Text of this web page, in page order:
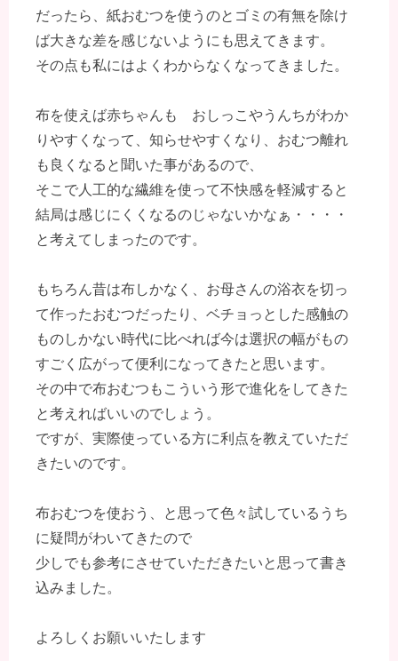
だったら、紙おむつを使うのとゴミの有無を除け
ば大きな差を感じないようにも思えてきます。
その点も私にはよくわからなくなってきました。
布を使えば赤ちゃんも おしっこやうんちがわか
りやすくなって、知らせやすくなり、おむつ離れ
も良くなると聞いた事があるので、
そこで人工的な繊維を使って不快感を軽減すると
結局は感じにくくなるのじゃないかなぁ・・・・
と考えてしまったのです。
もちろん昔は布しかなく、お母さんの浴衣を切っ
て作ったおむつだったり、ベチョっとした感触の
ものしかない時代に比べれば今は選択の幅がもの
すごく広がって便利になってきたと思います。
その中で布おむつもこういう形で進化をしてきた
と考えればいいのでしょう。
ですが、実際使っている方に利点を教えていただ
きたいのです。
布おむつを使おう、と思って色々試しているうち
に疑問がわいてきたので
少しでも参考にさせていただきたいと思って書き
込みました。
よろしくお願いいたします